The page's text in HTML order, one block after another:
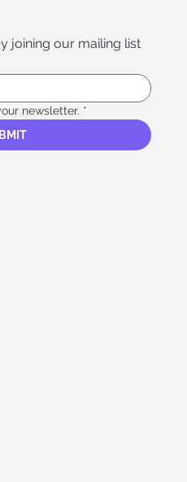
joining our mailing list
newsletter. *